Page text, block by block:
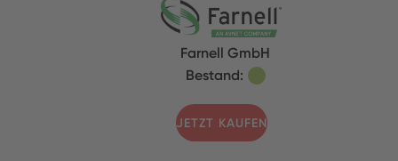
Farnell GmbH
Bestand:
JETZT KAUFEN